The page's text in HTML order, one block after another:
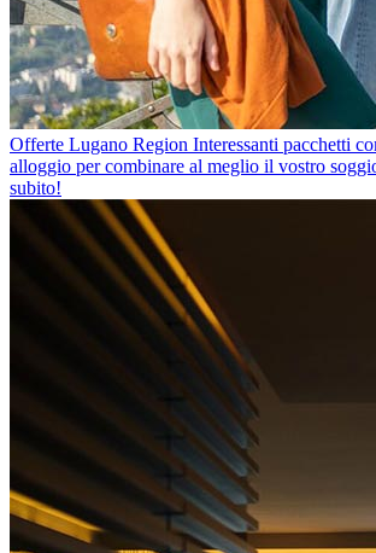
Offerte Lugano Region Interessanti pacchetti
alloggio per combinare al meglio il vostro
subito!